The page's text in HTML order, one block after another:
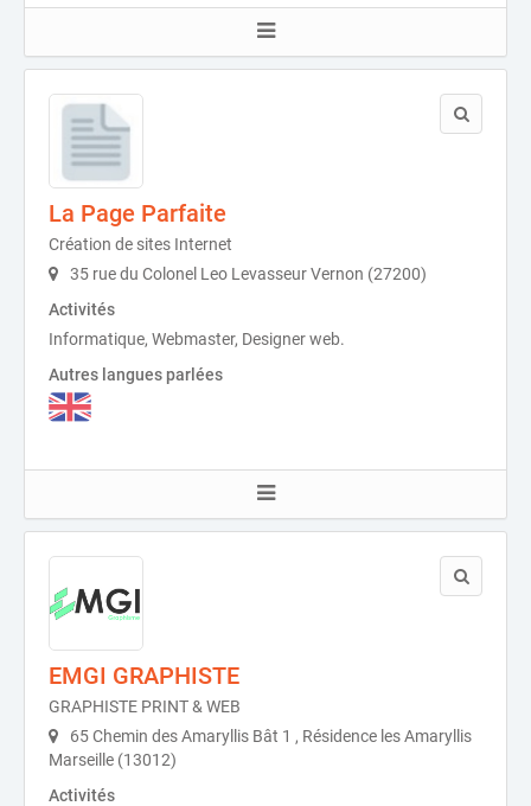
La Page Parfaite
Création de sites Internet
35 rue du Colonel Leo Levasseur Vernon (27200)
Activités
Informatique, Webmaster, Designer web.
Autres langues parlées
EMGI GRAPHISTE
GRAPHISTE PRINT & WEB
65 Chemin des Amaryllis Bât 1 , Résidence les Amaryllis
Marseille (13012)
Activités